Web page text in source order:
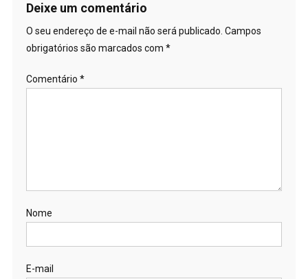
Deixe um comentário
O seu endereço de e-mail não será publicado. Campos
obrigatórios são marcados com *
Comentário *
Nome
E-mail